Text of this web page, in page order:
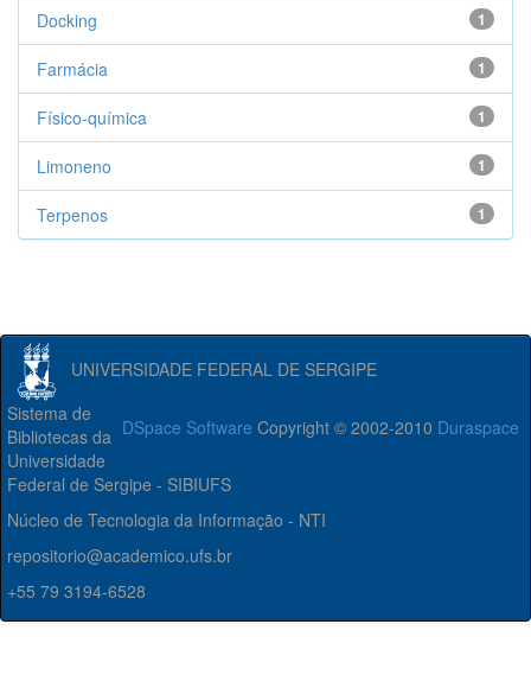
1
Docking
1
Farmácia
1
Físico-química
1
Limoneno
1
Terpenos
UNIVERSIDADE FEDERAL DE SERGIPE
DSpace Software Copyright © 2002-2010 Duraspace
Sistema de
Bibliotecas da
Universidade
Federal de Sergipe - SIBIUFS
Núcleo de Tecnologia da Informação - NTI
repositorio@academico.ufs.br
+55 79 3194-6528